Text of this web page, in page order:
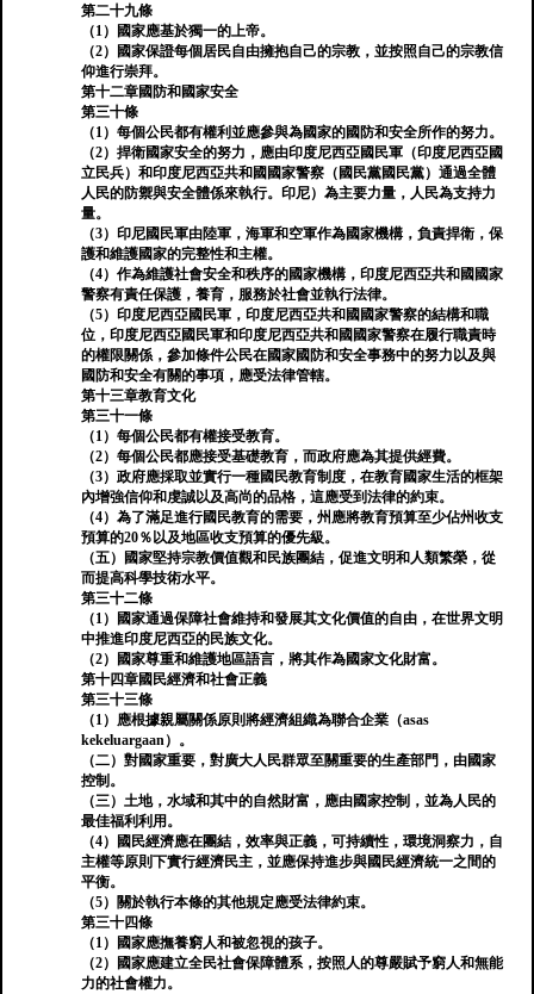
第二十九條
（1）國家應基於獨一的上帝。
（2）國家保證每個居民自由擁抱自己的宗教，並按照自己的宗教信
仰進行崇拜。
第十二章國防和國家安全
第三十條
（1）每個公民都有權利並應參與為國家的國防和安全所作的努力。
（2）捍衛國家安全的努力，應由印度尼西亞國民軍（印度尼西亞國
立民兵）和印度尼西亞共和國國家警察（國民黨國民黨）通過全體
人民的防禦與安全體係來執行。印尼）為主要力量，人民為支持力
量。
（3）印尼國民軍由陸軍，海軍和空軍作為國家機構，負責捍衛，保
護和維護國家的完整性和主權。
（4）作為維護社會安全和秩序的國家機構，印度尼西亞共和國國家
警察有責任保護，養育，服務於社會並執行法律。
（5）印度尼西亞國民軍，印度尼西亞共和國國家警察的結構和職
位，印度尼西亞國民軍和印度尼西亞共和國國家警察在履行職責時
的權限關係，參加條件公民在國家國防和安全事務中的努力以及與
國防和安全有關的事項，應受法律管轄。
第十三章教育文化
第三十一條
（1）每個公民都有權接受教育。
（2）每個公民都應接受基礎教育，而政府應為其提供經費。
（3）政府應採取並實行一種國民教育制度，在教育國家生活的框架
內增強信仰和虔誠以及高尚的品格，這應受到法律的約束。
（4）為了滿足進行國民教育的需要，州應將教育預算至少佔州收支
預算的20％以及地區收支預算的優先級。
（五）國家堅持宗教價值觀和民族團結，促進文明和人類繁榮，從
而提高科學技術水平。
第三十二條
（1）國家通過保障社會維持和發展其文化價值的自由，在世界文明
中推進印度尼西亞的民族文化。
（2）國家尊重和維護地區語言，將其作為國家文化財富。
第十四章國民經濟和社會正義
第三十三條
（1）應根據親屬關係原則將經濟組織為聯合企業（asas
kekeluargaan）。
（二）對國家重要，對廣大人民群眾至關重要的生產部門，由國家
控制。
（三）土地，水域和其中的自然財富，應由國家控制，並為人民的
最佳福利利用。
（4）國民經濟應在團結，效率與正義，可持續性，環境洞察力，自
主權等原則下實行經濟民主，並應保持進步與國民經濟統一之間的
平衡。
（5）關於執行本條的其他規定應受法律約束。
第三十四條
（1）國家應撫養窮人和被忽視的孩子。
（2）國家應建立全民社會保障體系，按照人的尊嚴賦予窮人和無能
力的社會權力。